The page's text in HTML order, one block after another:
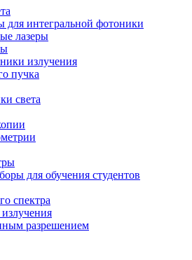
для интегральной фотоники
лазеры
излучения
пучка
света
для обучения студентов
спектра
разрешением